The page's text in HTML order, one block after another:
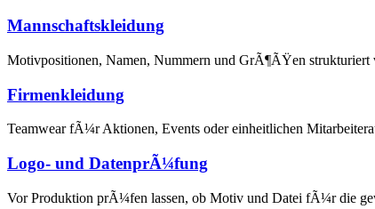
Mannschaftskleidung
Motivpositionen, Namen, Nummern und GrÃ¶ÃŸen strukturiert
Firmenkleidung
Teamwear fÃ¼r Aktionen, Events oder einheitlichen
Logo- und DatenprÃ¼fung
Vor Produktion prÃ¼fen lassen, ob Motiv und Datei fÃ¼r die